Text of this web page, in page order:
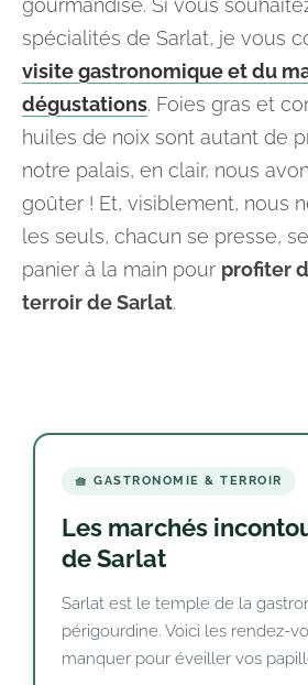
gourmandise. Si vous
spécialités de Sarlat, je vous
visite gastronomique et du
dégustations. Foies gras et
huiles de noix sont autant de
notre palais, en clair, nous
goûter ! Et, visiblement, nous
les seuls, chacun se presse,
panier à la main pour profiter
terroir de Sarlat.
🧺 GASTRONOMIE & TERROIR
Les marchés
de Sarlat
Sarlat est le temple de la
périgourdine. Voici les rendez-
manquer pour éveiller vos